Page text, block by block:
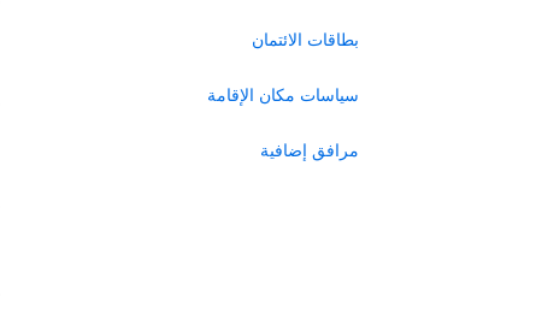
بطاقات الائتمان
سياسات مكان الإقامة
مرافق إضافية